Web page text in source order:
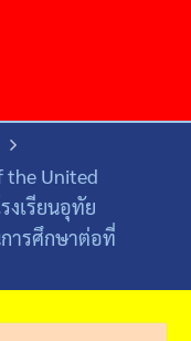
the United
งเรียนอุทัย
ารศึกษาต่อที่